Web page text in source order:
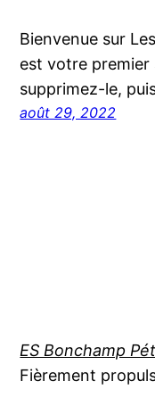
Bienvenue sur
est votre
supprimez-le,
août 29, 2022
ES Bonchamp
Fièrement